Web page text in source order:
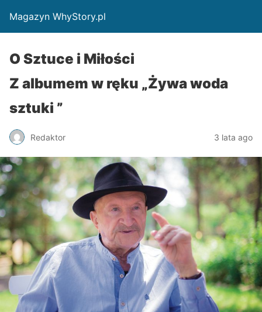
Magazyn WhyStory.pl
O Sztuce i Miłości
Z albumem w ręku „Żywa woda
sztuki ”
Redaktor 3 lata ago